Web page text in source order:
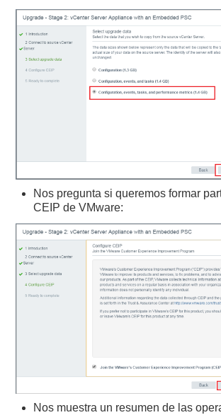
Nos pregunta si queremos formar
CEIP de VMware:
Nos muestra un resumen de las